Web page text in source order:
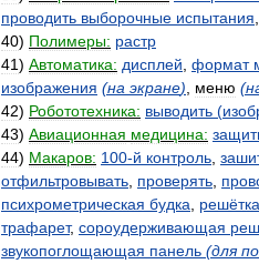
проводить выборочные испытания
40) Полимеры: растр
41) Автоматика: дисплей формат
изображения (на экране) меню (
42) Робототехника: выводить (
43) Авиационная медицина:
44) Макаров: 100-й контроль
отфильтровывать проверять
психрометрическая будка решётка
трафарет, сороудерживающая
звукопоглощающая панель (для